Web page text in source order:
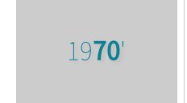
키워드로 보는 연
1970'